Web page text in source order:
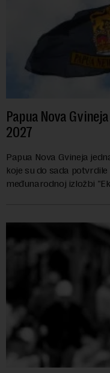
Papua Nova
2027
Papua Nova Gvineja
koje su do sada
međunarodnoj izložbi